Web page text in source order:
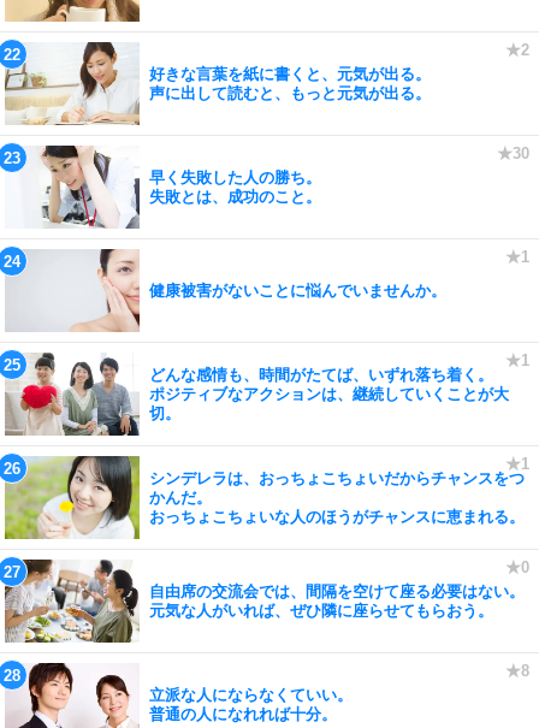
好きな言葉を紙に書くと、元気が出る。
声に出して読むと、もっと元気が出る。
早く失敗した人の勝ち。
失敗とは、成功のこと。
健康被害がないことに悩んでいませんか。
どんな感情も、時間がたてば、いずれ落ち着く。
ポジティブなアクションは、継続していくことが大
切。
シンデレラは、おっちょこちょいだからチャンスをつ
かんだ。
おっちょこちょいな人のほうがチャンスに恵まれる。
自由席の交流会では、間隔を空けて座る必要はない。
元気な人がいれば、ぜひ隣に座らせてもらおう。
立派な人にならなくていい。
普通の人になれれば十分。